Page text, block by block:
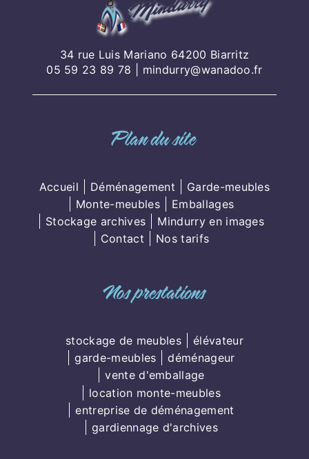
34 rue Luis Mariano 64200 Biarritz
05 59 23 89 78
mindurry@wanadoo.fr
Plan du site
Accueil Déménagement
Garde-meubles
Monte-meubles
Emballages
Stockage archives
Mindurry en images
Contact
Nos tarifs
Nos prestations
stockage de meubles
élévateur
garde-meubles
déménageur
vente d'emballage
location monte-meubles
entreprise de déménagement
gardiennage d'archives